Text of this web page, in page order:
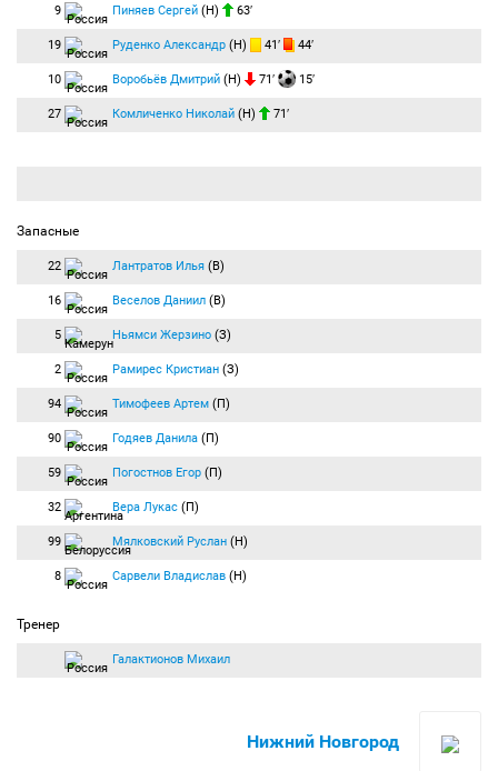
9 Пиняев Сергей (Н) 63′
19 Руденко Александр (Н) 41′ 44′
10 Воробьёв Дмитрий (Н) 71′ 15′
27 Комличенко Николай (Н) 71′
Запасные
22 Лантратов Илья (В)
16 Веселов Даниил (В)
5 Ньямси Жерзино (З)
2 Рамирес Кристиан (З)
94 Тимофеев Артем (П)
90 Годяев Данила (П)
59 Погостнов Егор (П)
32 Вера Лукас (П)
99 Мялковский Руслан (Н)
8 Сарвели Владислав (Н)
Тренер
Галактионов Михаил
Нижний Новгород